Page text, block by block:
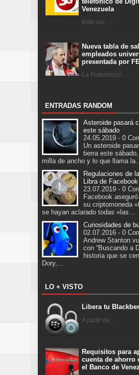
Venezuela
Esta vez ...
Nueva tabla de
empleados
presentada por
La Federación ...
ENTRADAS RANDOM
Asteroide pasará
este sábado
24.05.2019 - 0
Un asteroide
tierra este
milla de ancho y lo que llama la…
Regulaciones de
Libra de Facebook
23.07.2019 - 0
Facebook
su criptomoneda
se hayan aclarado todas «las…
Curiosidades de
02.07.2016 - 0
Andrew Stanton
con “Buscando a
historia que se
Dory,…
LO + VISTO
Libera tu
A partir de ...
Requisitos para
cuenta de ahorro
el Banco de